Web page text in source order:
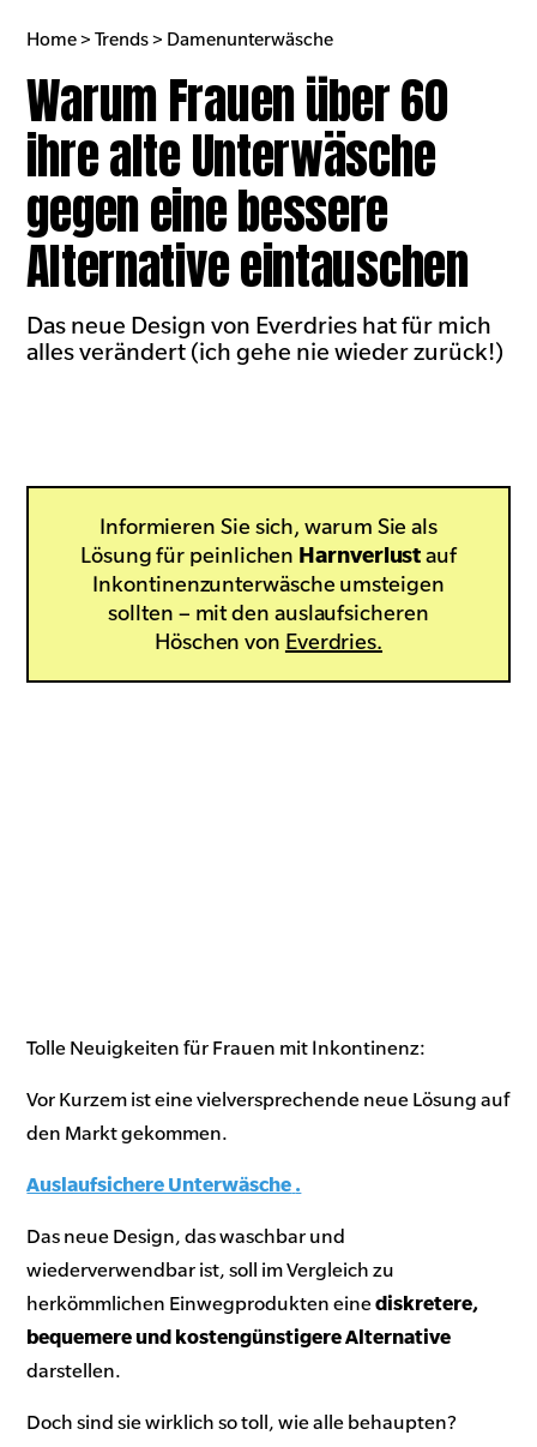
Home > Trends > Damenunterwäsche
Warum Frauen über 60
ihre alte Unterwäsche
gegen eine bessere
Alternative eintauschen
Das neue Design von Everdries hat für mich
alles verändert (ich gehe nie wieder zurück!)
Informieren Sie sich, warum Sie als
Lösung für peinlichen Harnverlustauf
Inkontinenzunterwäsche umsteigen
sollten – mit den auslaufsicheren
Höschen von Everdries.
Tolle Neuigkeiten für Frauen mit Inkontinenz:
Vor Kurzem ist eine vielversprechende neue Lösung auf
den Markt gekommen.
Auslaufsichere Unterwäsche .
Das neue Design, das waschbar und
wiederverwendbar ist, soll im Vergleich zu
herkömmlichen Einwegprodukten einediskretere,
bequemere und kostengünstigere Alternative
darstellen.
Doch sind sie wirklich so toll, wie alle behaupten?